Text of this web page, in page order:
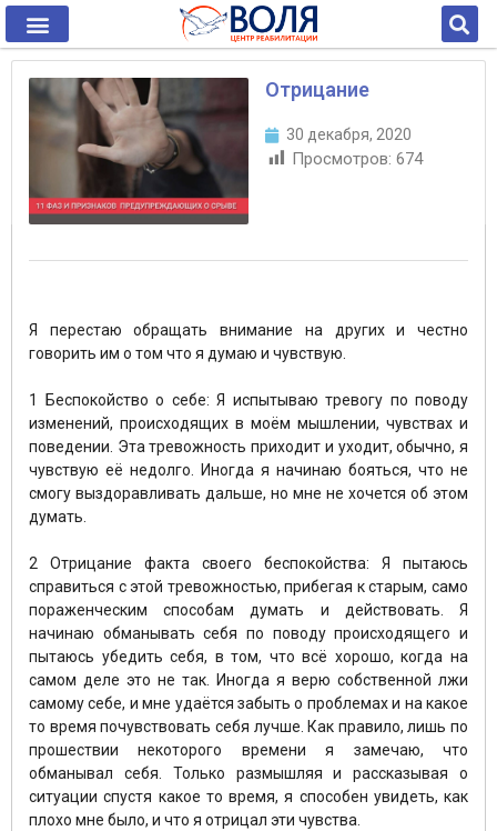
Отрицание
30 декабря, 2020
Просмотров: 674
Я перестаю обращать внимание на других и честно
говорить им о том что я думаю и чувствую.
1 Беспокойство о себе: Я испытываю тревогу по поводу
изменений, происходящих в моём мышлении, чувствах и
поведении. Эта тревожность приходит и уходит, обычно, я
чувствую её недолго. Иногда я начинаю бояться, что не
смогу выздоравливать дальше, но мне не хочется об этом
думать.
2 Отрицание факта своего беспокойства: Я пытаюсь
справиться с этой тревожностью, прибегая к старым, само
пораженческим способам думать и действовать. Я
начинаю обманывать себя по поводу происходящего и
пытаюсь убедить себя, в том, что всё хорошо, когда на
самом деле это не так. Иногда я верю собственной лжи
самому себе, и мне удаётся забыть о проблемах и на какое
то время почувствовать себя лучше. Как правило, лишь по
прошествии некоторого времени я замечаю, что
обманывал себя. Только размышляя и рассказывая о
ситуации спустя какое то время, я способен увидеть, как
плохо мне было, и что я отрицал эти чувства.